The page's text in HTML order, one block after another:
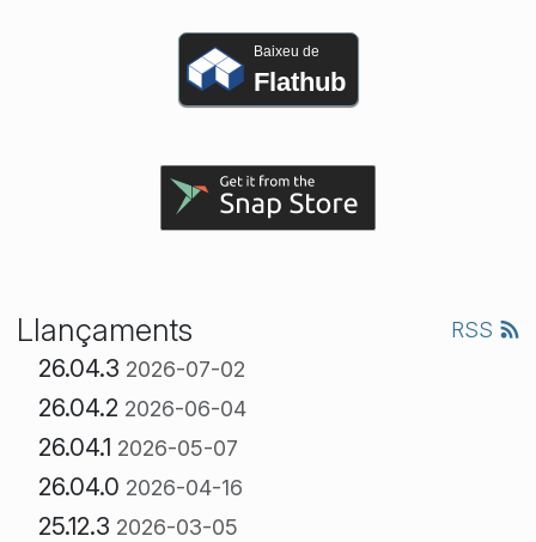
Baixeu de
Flathub
Llançaments RSS
26.04.3 2026-07-02
26.04.2 2026-06-04
26.04.1 2026-05-07
26.04.0 2026-04-16
25.12.3 2026-03-05